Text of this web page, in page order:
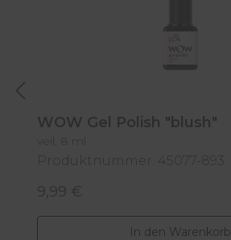
WOW Gel Polish "blush"
veil, 8 ml
Produktnummer: 45077-893
Regulärer Preis:
9,99 €
In den Warenkorb